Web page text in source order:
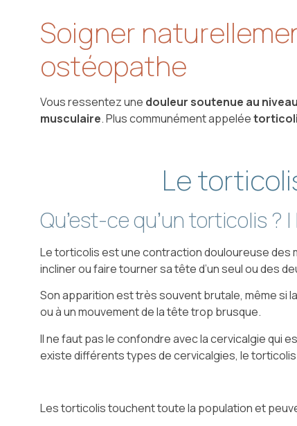
Soigner
ostéopathe
Vous ressentez une douleur soutenue au
musculaire. Plus communément appelée
Le
Qu’est-ce qu’un torticolis ?
Le torticolis est une contraction douloureuse des
incliner ou faire tourner sa tête d’un seul ou des
Son apparition est très souvent brutale, même si
ou à un mouvement de la tête trop brusque.
Il ne faut pas le confondre avec la cervicalgie qui
existe différents types de cervicalgies, le
Les torticolis touchent toute la population et